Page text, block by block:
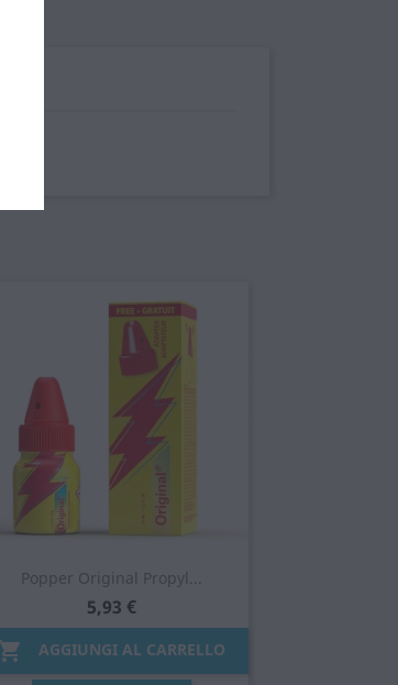
Popper Original Propyl...
5,93 €
AGGIUNGI AL CARRELLO
